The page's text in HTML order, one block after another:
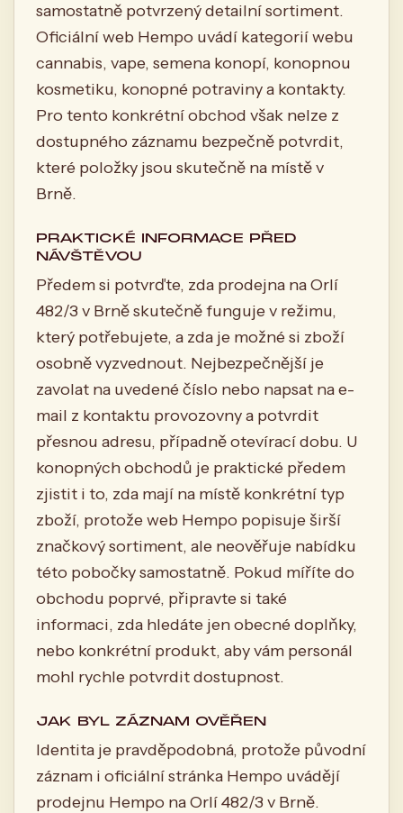
samostatně potvrzený detailní sortiment.
Oficiální web Hempo uvádí kategorií webu
cannabis, vape, semena konopí, konopnou
kosmetiku, konopné potraviny a kontakty.
Pro tento konkrétní obchod však nelze z
dostupného záznamu bezpečně potvrdit,
které položky jsou skutečně na místě v
Brně.
PRAKTICKÉ INFORMACE PŘED
NÁVŠTĚVOU
Předem si potvrďte, zda prodejna na Orlí
482/3 v Brně skutečně funguje v režimu,
který potřebujete, a zda je možné si zboží
osobně vyzvednout. Nejbezpečnější je
zavolat na uvedené číslo nebo napsat na e-
mail z kontaktu provozovny a potvrdit
přesnou adresu, případně otevírací dobu. U
konopných obchodů je praktické předem
zjistit i to, zda mají na místě konkrétní typ
zboží, protože web Hempo popisuje širší
značkový sortiment, ale neověřuje nabídku
této pobočky samostatně. Pokud míříte do
obchodu poprvé, připravte si také
informaci, zda hledáte jen obecné doplňky,
nebo konkrétní produkt, aby vám personál
mohl rychle potvrdit dostupnost.
JAK BYL ZÁZNAM OVĚŘEN
Identita je pravděpodobná, protože původní
záznam i oficiální stránka Hempo uvádějí
prodejnu Hempo na Orlí 482/3 v Brně.